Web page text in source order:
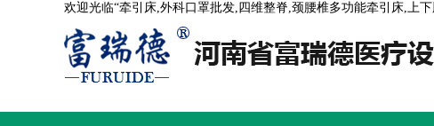
欢迎光临“牵引床,外科口罩批发,四维整脊,颈腰椎多功能牵引床,上